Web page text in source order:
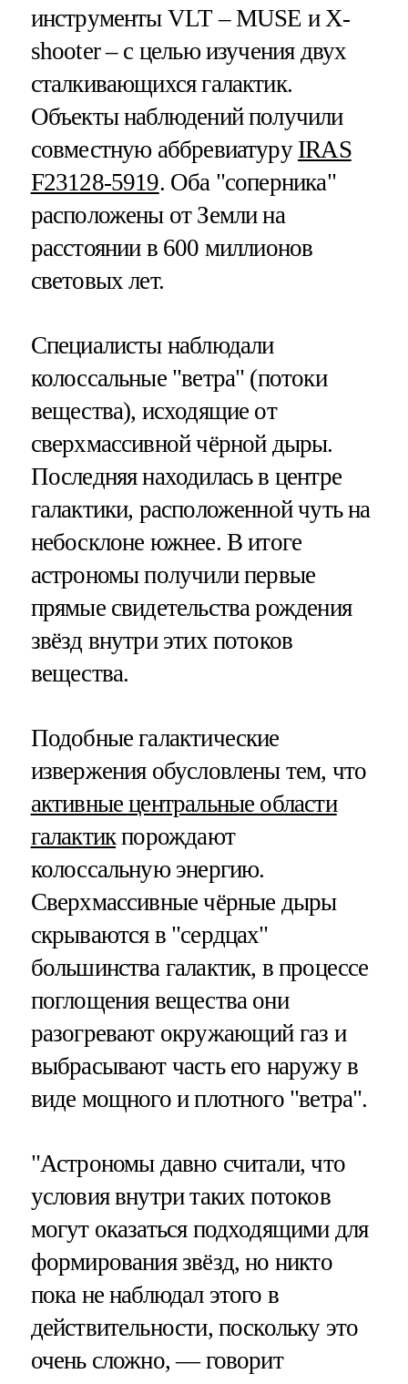
инструменты VLT – MUSE и X-
shooter – с целью изучения двух
сталкивающихся галактик.
Объекты наблюдений получили
совместную аббревиатуру IRAS
F23128-5919. Оба "соперника"
расположены от Земли на
расстоянии в 600 миллионов
световых лет.
Специалисты наблюдали
колоссальные "ветра" (потоки
вещества), исходящие от
сверхмассивной чёрной дыры.
Последняя находилась в центре
галактики, расположенной чуть на
небосклоне южнее. В итоге
астрономы получили первые
прямые свидетельства рождения
звёзд внутри этих потоков
вещества.
Подобные галактические
извержения обусловлены тем, что
активные центральные области
галактикпорождают
колоссальную энергию.
Сверхмассивные чёрные дыры
скрываются в "сердцах"
большинства галактик, в процессе
поглощения вещества они
разогревают окружающий газ и
выбрасывают часть его наружу в
виде мощного и плотного "ветра".
"Астрономы давно считали, что
условия внутри таких потоков
могут оказаться подходящими для
формирования звёзд, но никто
пока не наблюдал этого в
действительности, поскольку это
очень сложно, — говорит